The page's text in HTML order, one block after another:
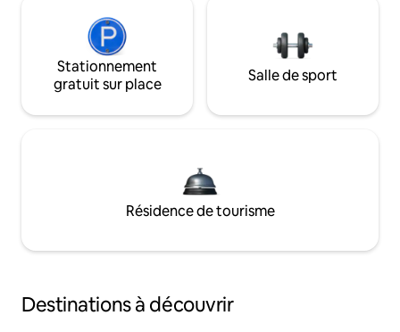
Stationnement
gratuit sur place
Salle de sport
Résidence de tourisme
Destinations à découvrir